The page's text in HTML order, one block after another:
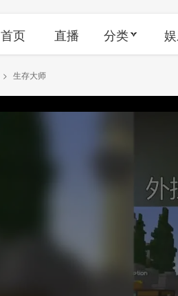
首页 直播 分类
> 生存大师